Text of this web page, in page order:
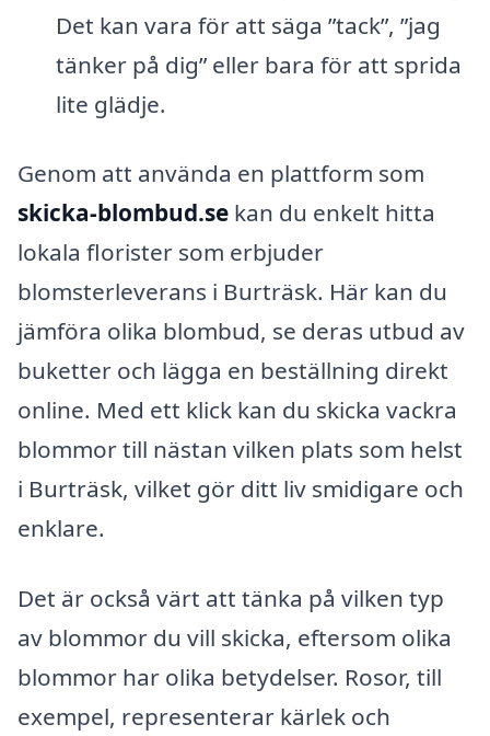
Det kan vara för att säga ”tack”, ”jag
tänker på dig” eller bara för att sprida
lite glädje.
Genom att använda en plattform som
skicka-blombud.se kan du enkelt hitta
lokala florister som erbjuder
blomsterleverans i Burträsk. Här kan du
jämföra olika blombud, se deras utbud av
buketter och lägga en beställning direkt
online. Med ett klick kan du skicka vackra
blommor till nästan vilken plats som helst
i Burträsk, vilket gör ditt liv smidigare och
enklare.
Det är också värt att tänka på vilken typ
av blommor du vill skicka, eftersom olika
blommor har olika betydelser. Rosor, till
exempel, representerar kärlek och